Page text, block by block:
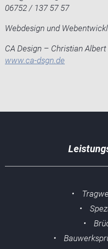
06752 / 137 57 57
Webdesign und
CA Design – Christian Albert
www.ca-dsgn.de
•
•
•
•